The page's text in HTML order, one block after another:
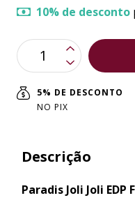
10% de desconto
5% DE DESCONTO
NO PIX
Descrição
Paradis Joli Joli EDP